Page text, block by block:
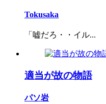
Tokusaka
「嘘だろ・・イル...
適当が故の物語
パソ岩